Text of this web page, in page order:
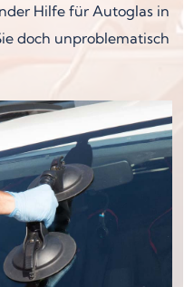
Hilfe für Autoglas in
doch unproblematisch